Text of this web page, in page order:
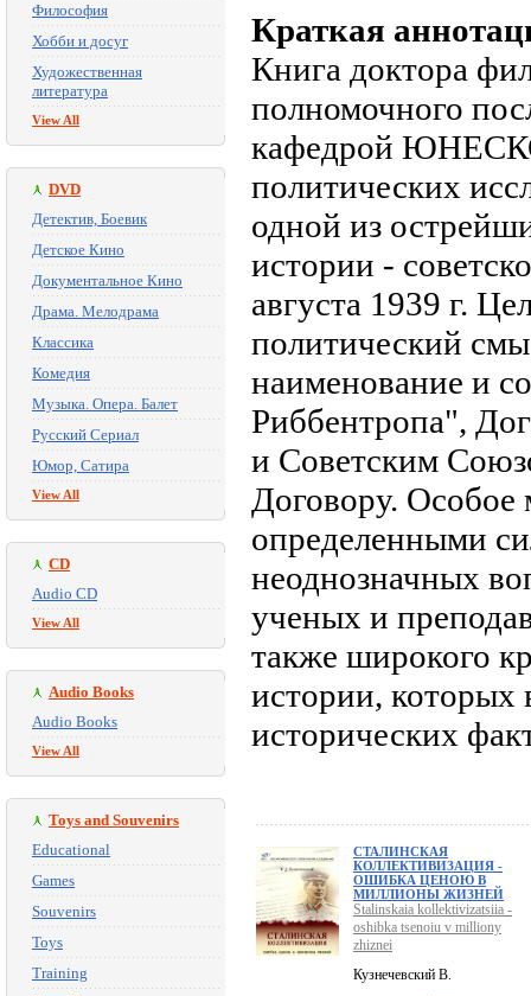
Философия
Хобби и досуг
Художественная
литература
View All
DVD
Детектив, Боевик
Детское Кино
Документальное Кино
Драма. Мелодрама
Классика
Комедия
Музыка. Опера. Балет
Русский Сериал
Юмор, Сатира
View All
CD
Audio CD
View All
Audio Books
Audio Books
View All
Toys and Souvenirs
Educational
Games
Souvenirs
Toys
Training
Краткая
Книга доктора
полномочного
кафедрой
политических
одной из
истории -
августа 1939 г.
политический
наименование и
Риббентропа",
и Советским
Договору. Особое
определенными
неоднозначных
ученых и
также широкого
истории, которых
исторических
СТАЛИНСКАЯ
КОЛЛЕКТИВИЗАЦИЯ -
ОШИБКА ЦЕНОЮ В
МИЛЛИОНЫ ЖИЗНЕЙ
Stalinskaia kollektivizatsiia -
oshibka tsenoiu v milliony
zhiznei
Кузнечевский В.